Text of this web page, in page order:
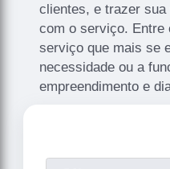
clientes, e trazer
com o serviço. Entre
serviço que mais se
necessidade ou a
empreendimento e